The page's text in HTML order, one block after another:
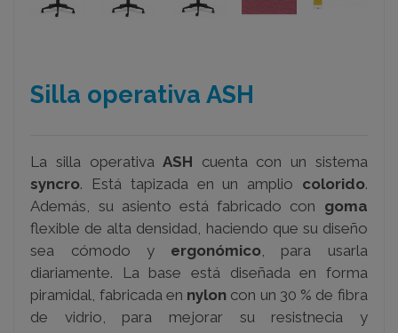
Silla operativa ASH
La silla operativaASH cuenta con un sistema
syncro. Está tapizada en un amplio colorido.
Además, su asiento está fabricado con goma
flexible de alta densidad, haciendo que su diseño
sea cómodo y ergonómico, para usarla
diariamente. La base está diseñada en forma
piramidal, fabricada en nylon con un 30 % de fibra
de vidrio, para mejorar su resistnecia y